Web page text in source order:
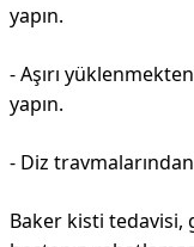
yapın.
- Aşırı
yapın.
- Diz
Baker kisti tedavisi,